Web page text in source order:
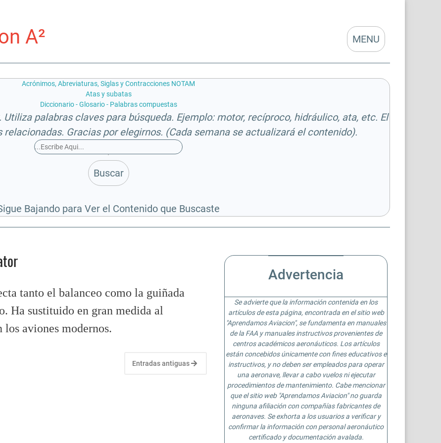
A² MENU
Acrónimos, Abreviaturas, Siglas y Contracciones NOTAM
Atas y subatas
Diccionario - Glosario - Palabras compuestas
palabras claves para búsqueda. Ejemplo: motor, recíproco, hidráulico, ata, etc. El
Gracias por elegirnos. (Cada semana se actualizará el contenido).
Buscar
Bajando para Ver el Contenido que Buscaste
tanto el balanceo como la guiñada
Ha sustituido en gran medida al
aviones modernos.
Entradas antiguas
Advertencia
Se advierte que la información contenida en los
artículos de esta página, encontrada en el sitio web
"Aprendamos Aviacion", se fundamenta en manuales
de la FAA y manuales instructivos provenientes de
centros académicos aeronáuticos. Los artículos
están concebidos únicamente con fines educativos e
instructivos, y no deben ser empleados para operar
una aeronave, llevar a cabo vuelos ni ejecutar
procedimientos de mantenimiento. Cabe mencionar
que el sitio web "Aprendamos Aviacion" no guarda
ninguna afiliación con compañías fabricantes de
aeronaves. Se exhorta a los usuarios a verificar y
confirmar la información con personal aeronáutico
certificado y documentación avalada.